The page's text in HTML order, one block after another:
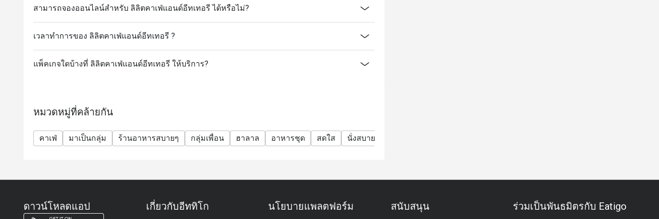
สุดคุ้มที่ โรสติ สแต็คI ต.ค. - พ.ย. 2568 (7:00 - 20:00 น.)
สามารถจองออนไลน์สำหรับ ลิลิตคาเฟ่แอนด์อีทเทอรี ได้หรือไม่?
เวลาทำการของ ลิลิตคาเฟ่แอนด์อีทเทอรี ?
แพ็คเกจใดบ้างที่ ลิลิตคาเฟ่แอนด์อีทเทอรี ให้บริการ?
หมวดหมู่ที่คล้ายกัน
คาเฟ่ มาเป็นกลุ่ม ร้านอาหารสบายๆ กลุ่มเพื่อน ฮาลาล อาหารชุด สดใส นั่งสบาย
ดาวน์โหลดแอป เกี่ยวกับอีททิโก นโยบายแพลตฟอร์ม สนับสนุน ร่วมเป็นพันธมิตรกับ Eatigo